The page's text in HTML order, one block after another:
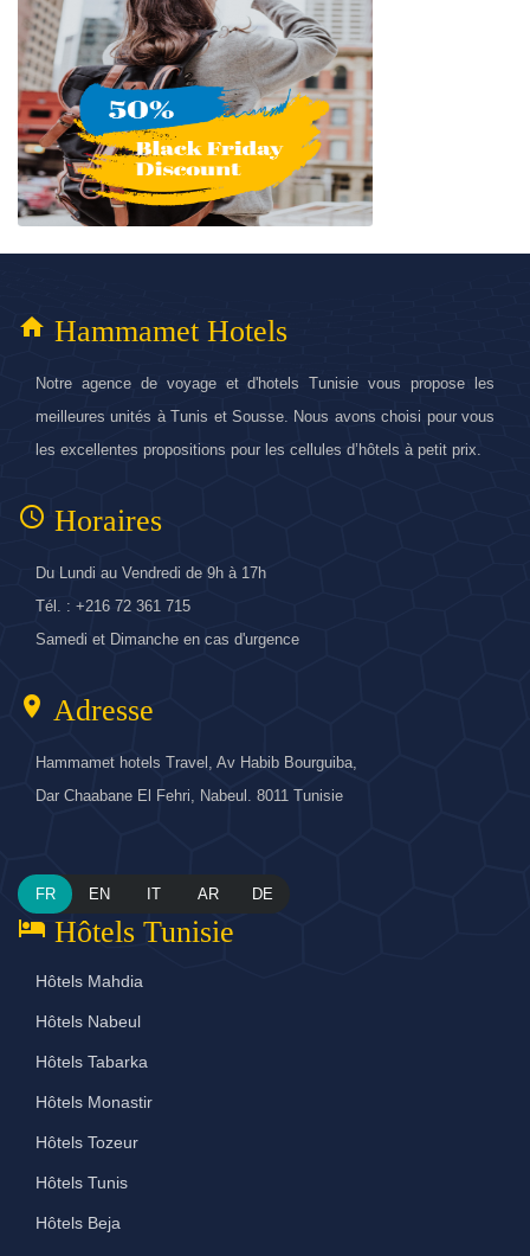
home Hammamet Hotels
Notre agence de voyage et d'hotels Tunisie vous propose les
meilleures unités à Tunis et Sousse. Nous avons choisi pour vous
les excellentes propositions pour les cellules d’hôtels à petit prix.
access_time Horaires
Du Lundi au Vendredi de 9h à 17h
Tél. : +216 72 361 715
Samedi et Dimanche en cas d'urgence
location_on Adresse
Hammamet hotels Travel, Av Habib Bourguiba,
Dar Chaabane El Fehri, Nabeul. 8011 Tunisie
FR EN IT AR DE
hotel Hôtels Tunisie
Hôtels Mahdia
Hôtels Nabeul
Hôtels Tabarka
Hôtels Monastir
Hôtels Tozeur
Hôtels Tunis
Hôtels Beja